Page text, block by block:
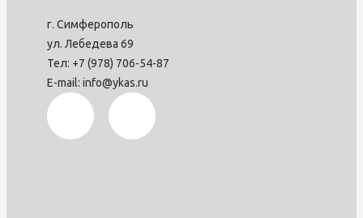
г. Симферополь
ул. Лебедева 69
Тел: +7 (978) 706-54-87
E-mail: info@ykas.ru